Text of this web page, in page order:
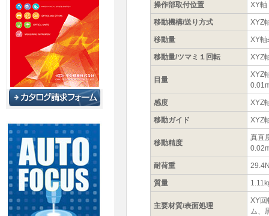
操作部取付位置 XY軸
移動機構/送り方式 XYZ
移動量 XY軸
移動量/ツマミ１回転 XYZ
目量
XYZ
感度 XYZ
移動ガイド XYZ
移動精度
真直
耐荷重
質量
主要材質/表面処理
XY回
ム、